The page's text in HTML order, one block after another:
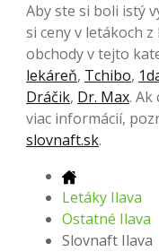
Aby ste si boli istý
si ceny v letákoch
obchody v tejto
lekáreň, Tchibo,
Dráčik, Dr. Max. Ak
viac informácií,
slovnaft.sk.
Letáky Ilava
Ostatné Ilava
Slovnaft Ilava